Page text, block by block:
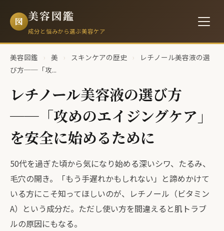
図 美容図鑑
成分と悩みから選ぶ美容ケア
美容図鑑 › 美 › スキンケアの歴史 ›
レチノール美容液の選
び方──「攻...
レチノール美容液の選び方
──「攻めのエイジングケア」
を安全に始めるために
50代を過ぎた頃から気になり始める深いシワ、たるみ、
毛穴の開き。「もう手遅れかもしれない」と諦めかけて
いる方にこそ知ってほしいのが、レチノール（ビタミン
A）という成分だ。ただし使い方を間違えると肌トラブ
ルの原因にもなる。